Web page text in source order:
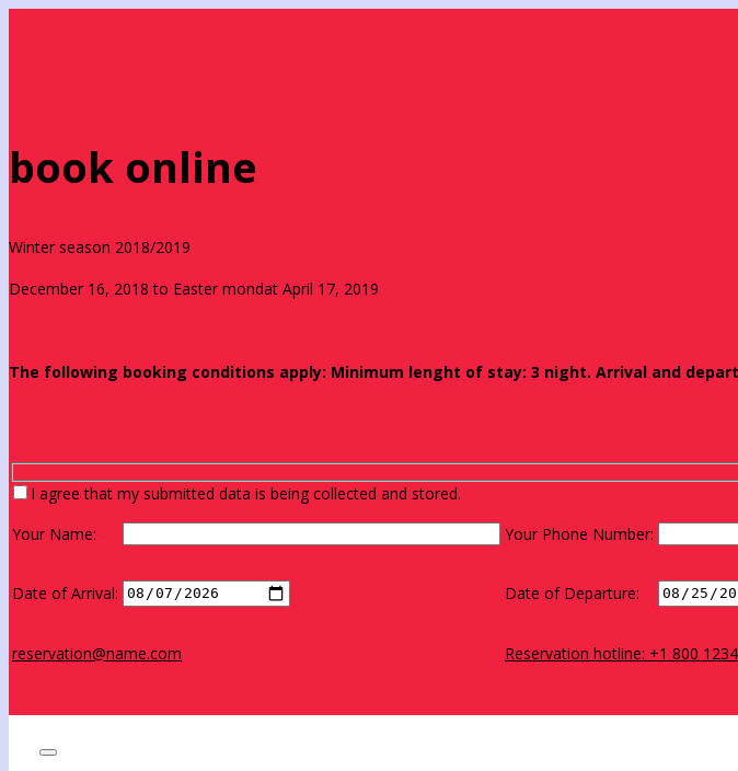
book online
Winter season 2018/2019
December 16, 2018 to Easter mondat April 17, 2019
The following booking conditions apply: Minimum lenght of stay: 3 night. Arrival and
I agree that my submitted data is being collected and stored.
Your Name:
Your Phone Number:
Date of Arrival: Date of Departure:
reservation@name.com Reservation hotline: +1 800